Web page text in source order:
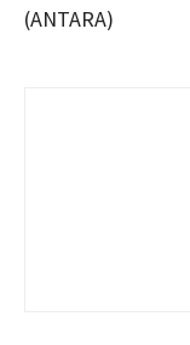
(ANTARA)